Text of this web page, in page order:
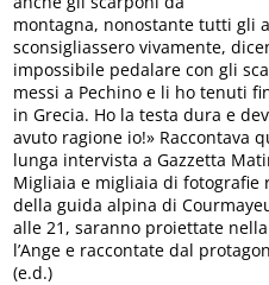
montagna, nonostante tutti gli
sconsigliassero vivamente,
impossibile pedalare con gli
messi a Pechino e li ho tenuti
in Grecia. Ho la testa dura e
avuto ragione io!» Raccontava
lunga intervista a Gazzetta
Migliaia e migliaia di fotografie
della guida alpina di
alle 21, saranno proiettate
l’Ange e raccontate dal
(e.d.)